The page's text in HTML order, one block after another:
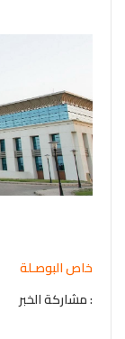
خاص البوصـلة
: مشاركة الخبر